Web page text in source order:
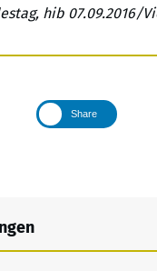
hib 07.09.2016/
Share